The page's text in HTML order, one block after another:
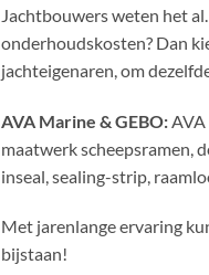
Jachtbouwers weten het
onderhoudskosten? Dan
jachteigenaren, om
AVA Marine & GEBO:AVA
maatwerk scheepsramen,
inseal, sealing-strip,
Met jarenlange ervaring
bijstaan!